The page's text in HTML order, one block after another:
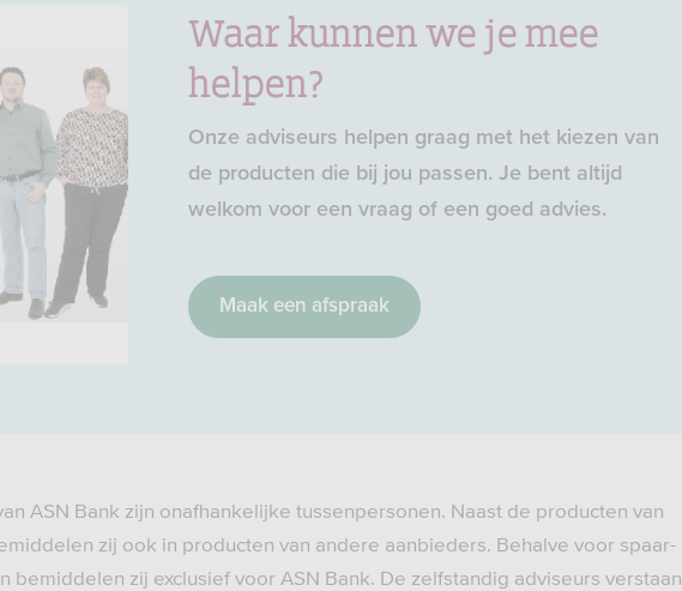
Waar kunnen we je mee
helpen?
Onze adviseurs helpen graag met het kiezen van
de producten die bij jou passen. Je bent altijd
welkom voor een vraag of een goed advies.
Maak een afspraak
ASN Bank zijn onafhankelijke tussenpersonen. Naast de producten van
zij ook in producten van andere aanbieders. Behalve voor spaar-
bemiddelen zij exclusief voor ASN Bank. De zelfstandig adviseurs verstaan